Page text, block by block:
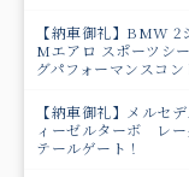
【納車御礼】BMW
Mエアロ スポーツシ
グパフォーマンスコン
【納車御礼】メルセ
ィーゼルターボ レー
テールゲート！